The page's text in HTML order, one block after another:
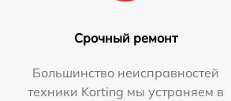
Срочный ремонт
Большинство неисправностей
техники Korting мы устраняем в